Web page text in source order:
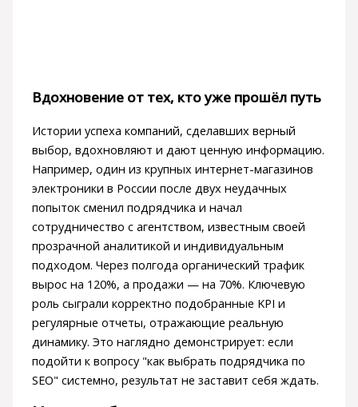
Вдохновение от тех, кто уже прошёл путь
Истории успеха компаний, сделавших верный
выбор, вдохновляют и дают ценную информацию.
Например, один из крупных интернет-магазинов
электроники в России после двух неудачных
попыток сменил подрядчика и начал
сотрудничество с агентством, известным своей
прозрачной аналитикой и индивидуальным
подходом. Через полгода органический трафик
вырос на 120%, а продажи — на 70%. Ключевую
роль сыграли корректно подобранные KPI и
регулярные отчеты, отражающие реальную
динамику. Это наглядно демонстрирует: если
подойти к вопросу "как выбрать подрядчика по
SEO" системно, результат не заставит себя ждать.